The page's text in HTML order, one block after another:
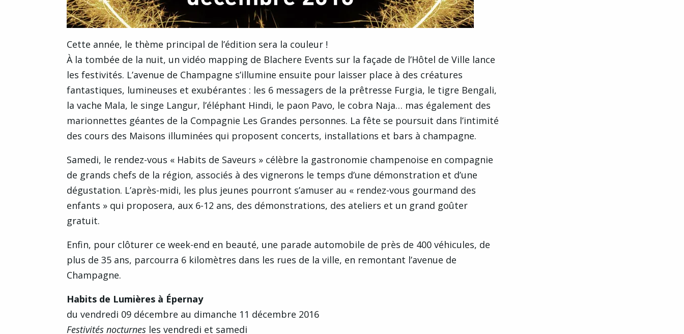
Cette année, le thème principal de l’édition sera la couleur !
À la tombée de la nuit, un vidéo mapping de Blachere Events sur la façade de l’Hôtel de Ville lance
les festivités. L’avenue de Champagne s’illumine ensuite pour laisser place à des créatures
fantastiques, lumineuses et exubérantes : les 6 messagers de la prêtresse Furgia, le tigre Bengali,
la vache Mala, le singe Langur, l’éléphant Hindi, le paon Pavo, le cobra Naja… mas également des
marionnettes géantes de la Compagnie Les Grandes personnes. La fête se poursuit dans l’intimité
des cours des Maisons illuminées qui proposent concerts, installations et bars à champagne.
Samedi, le rendez-vous « Habits de Saveurs » célèbre la gastronomie champenoise en compagnie
de grands chefs de la région, associés à des vignerons le temps d’une démonstration et d’une
dégustation. L’après-midi, les plus jeunes pourront s’amuser au « rendez-vous gourmand des
enfants » qui proposera, aux 6-12 ans, des démonstrations, des ateliers et un grand goûter
gratuit.
Enfin, pour clôturer ce week-end en beauté, une parade automobile de près de 400 véhicules, de
plus de 35 ans, parcourra 6 kilomètres dans les rues de la ville, en remontant l’avenue de
Champagne.
Habits de Lumières à Épernay
du vendredi 09 décembre au dimanche 11 décembre 2016
Festivités nocturnes les vendredi et samedi